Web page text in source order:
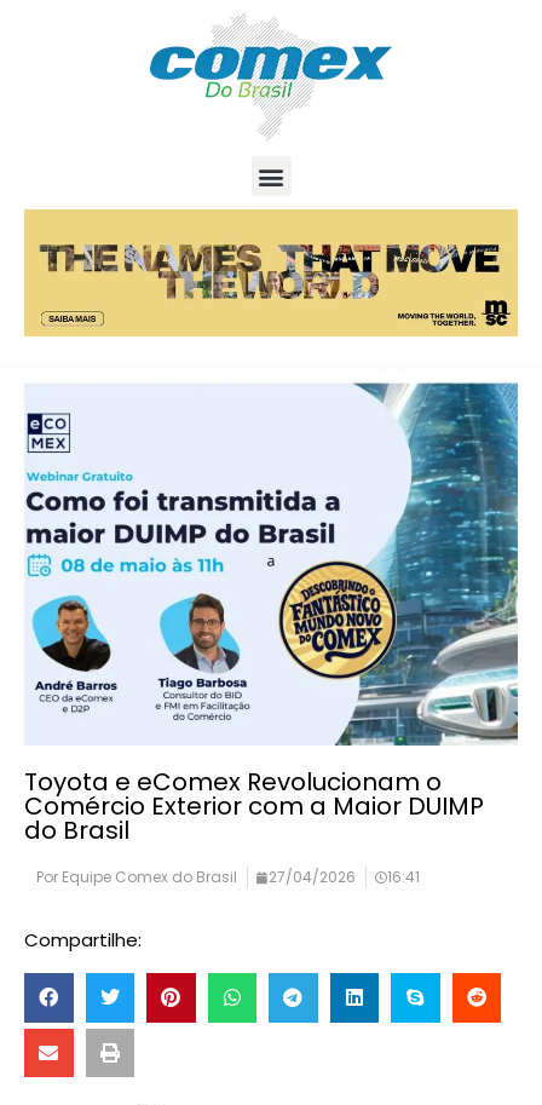
Toyota e eComex Revolucionam o
Comércio Exterior com a Maior DUIMP
do Brasil
Por Equipe Comex do Brasil 27/04/2026 16:41
Compartilhe: